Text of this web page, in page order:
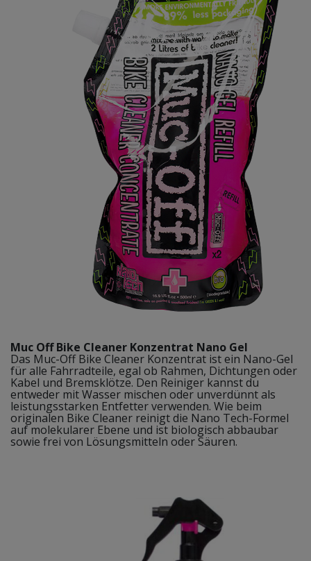
Muc Off Bike Cleaner Konzentrat Nano Gel
Das Muc-Off Bike Cleaner Konzentrat ist ein Nano-Gel
für alle Fahrradteile, egal ob Rahmen, Dichtungen oder
Kabel und Bremsklötze. Den Reiniger kannst du
entweder mit Wasser mischen oder unverdünnt als
leistungsstarken Entfetter verwenden. Wie beim
originalen Bike Cleaner reinigt die Nano Tech-Formel
auf molekularer Ebene und ist biologisch abbaubar
sowie frei von Lösungsmitteln oder Säuren.